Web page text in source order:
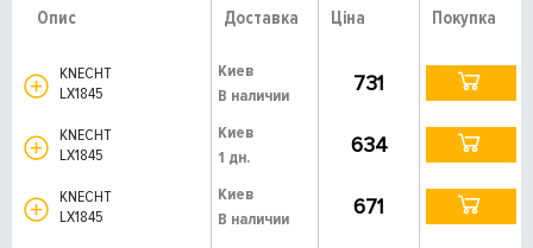
Опис Доставка Ціна Покупка
KNECHT
LX1845
Киев
В наличии
731
KNECHT
LX1845
Киев
1 дн.
634
KNECHT
LX1845
Киев
В наличии
671